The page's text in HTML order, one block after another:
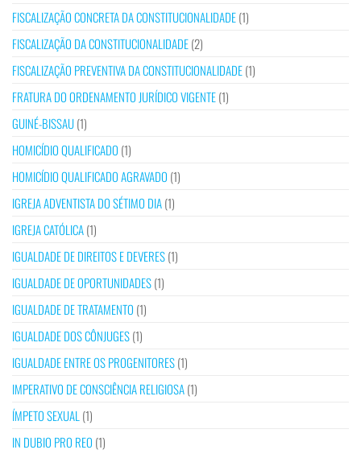
FISCALIZAÇÃO CONCRETA DA CONSTITUCIONALIDADE(1)
FISCALIZAÇÃO DA CONSTITUCIONALIDADE(2)
FISCALIZAÇÃO PREVENTIVA DA CONSTITUCIONALIDADE(1)
FRATURA DO ORDENAMENTO JURÍDICO VIGENTE(1)
GUINÉ-BISSAU(1)
HOMICÍDIO QUALIFICADO (1)
HOMICÍDIO QUALIFICADO AGRAVADO (1)
IGREJA ADVENTISTA DO SÉTIMO DIA(1)
IGREJA CATÓLICA(1)
IGUALDADE DE DIREITOS E DEVERES(1)
IGUALDADE DE OPORTUNIDADES(1)
IGUALDADE DE TRATAMENTO (1)
IGUALDADE DOS CÔNJUGES(1)
IGUALDADE ENTRE OS PROGENITORES(1)
IMPERATIVO DE CONSCIÊNCIA RELIGIOSA(1)
ÍMPETO SEXUAL (1)
IN DUBIO PRO REO (1)